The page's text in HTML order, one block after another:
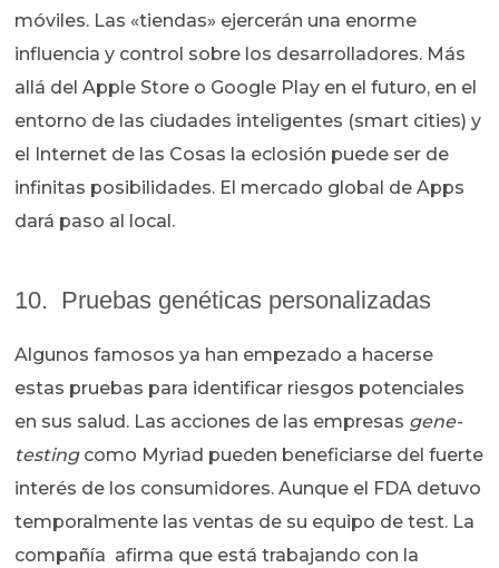
móviles. Las «tiendas» ejercerán una enorme
influencia y control sobre los desarrolladores. Más
allá del Apple Store o Google Play en el futuro, en el
entorno de las ciudades inteligentes (smart cities) y
el Internet de las Cosas la eclosión puede ser de
infinitas posibilidades. El mercado global de Apps
dará paso al local.
10. Pruebas genéticas personalizadas
Algunos famosos ya han empezado a hacerse
estas pruebas para identificar riesgos potenciales
en sus salud. Las acciones de las empresas gene-
testingcomo Myriad pueden beneficiarse del fuerte
interés de los consumidores. Aunque el FDA detuvo
temporalmente las ventas de su equipo de test. La
compañía afirma que está trabajando con la